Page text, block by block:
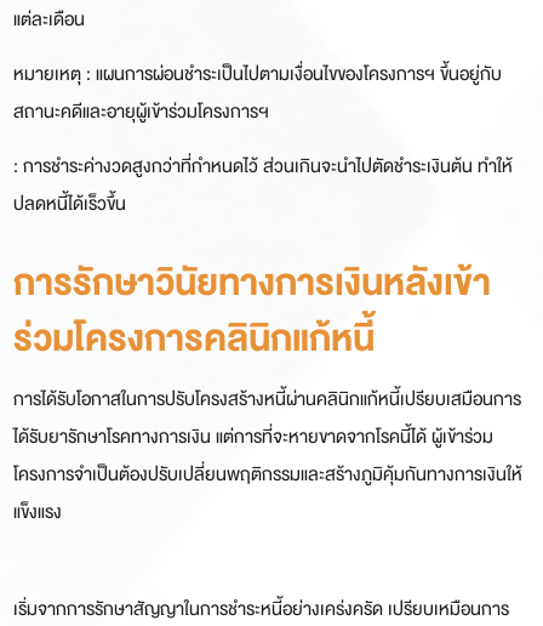
แต่ละเดือน
หมายเหตุ : แผนการผ่อนชำระเป็นไปตามเงื่อนไขของโครงการฯ ขึ้นอยู่กับ
สถานะคดีและอายุผู้เข้าร่วมโครงการฯ
: การชำระค่างวดสูงกว่าที่กำหนดไว้ ส่วนเกินจะนำไปตัดชำระเงินต้น ทำให้
ปลดหนี้ได้เร็วขึ้น
การรักษาวินัยทางการเงินหลังเข้า
ร่วมโครงการคลินิกแก้หนี้
การได้รับโอกาสในการปรับโครงสร้างหนี้ผ่านคลินิกแก้หนี้เปรียบเสมือนการ
ได้รับยารักษาโรคทางการเงิน แต่การที่จะหายขาดจากโรคนี้ได้ ผู้เข้าร่วม
โครงการจำเป็นต้องปรับเปลี่ยนพฤติกรรมและสร้างภูมิคุ้มกันทางการเงินให้
แข็งแรง
เริ่มจากการรักษาสัญญาในการชำระหนี้อย่างเคร่งครัด เปรียบเหมือนการ